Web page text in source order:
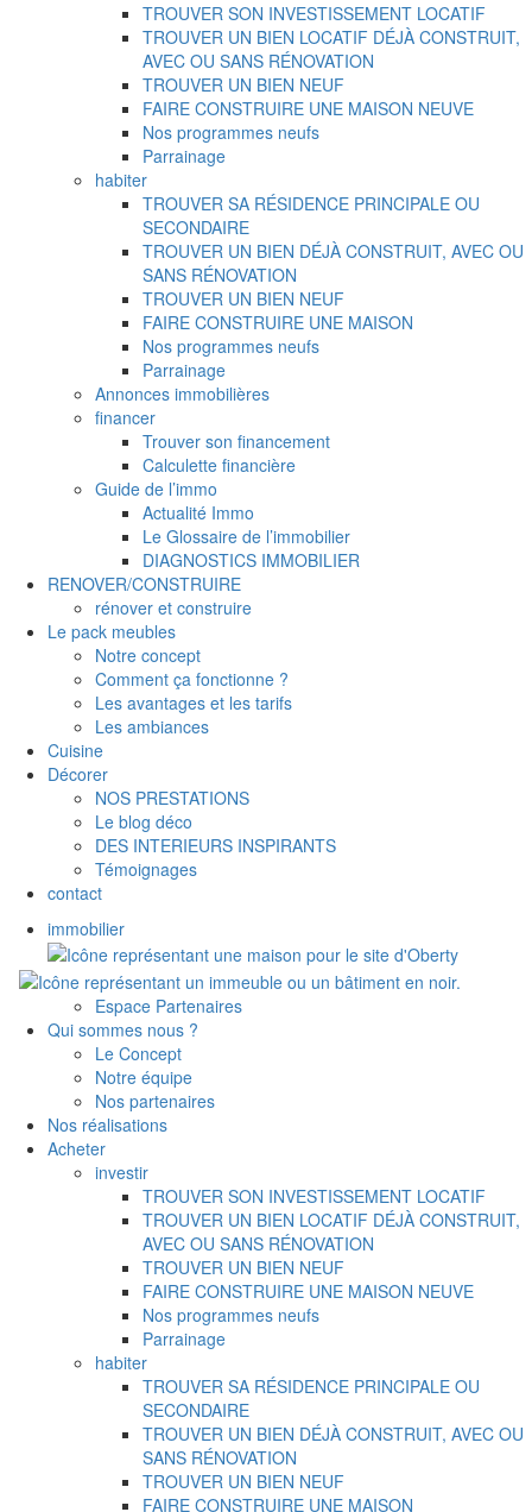
TROUVER SON INVESTISSEMENT LOCATIF
TROUVER UN BIEN LOCATIF DÉJÀ CONSTRUIT,
AVEC OU SANS RÉNOVATION
TROUVER UN BIEN NEUF
FAIRE CONSTRUIRE UNE MAISON NEUVE
Nos programmes neufs
Parrainage
habiter
TROUVER SA RÉSIDENCE PRINCIPALE OU
SECONDAIRE
TROUVER UN BIEN DÉJÀ CONSTRUIT, AVEC OU
SANS RÉNOVATION
TROUVER UN BIEN NEUF
FAIRE CONSTRUIRE UNE MAISON
Nos programmes neufs
Parrainage
Annonces immobilières
financer
Trouver son financement
Calculette financière
Guide de l’immo
Actualité Immo
Le Glossaire de l’immobilier
DIAGNOSTICS IMMOBILIER
RENOVER/CONSTRUIRE
rénover et construire
Le pack meubles
Notre concept
Comment ça fonctionne ?
Les avantages et les tarifs
Les ambiances
Cuisine
Décorer
NOS PRESTATIONS
Le blog déco
DES INTERIEURS INSPIRANTS
Témoignages
contact
immobilier
Espace Partenaires
Qui sommes nous ?
Le Concept
Notre équipe
Nos partenaires
Nos réalisations
Acheter
investir
TROUVER SON INVESTISSEMENT LOCATIF
TROUVER UN BIEN LOCATIF DÉJÀ CONSTRUIT,
AVEC OU SANS RÉNOVATION
TROUVER UN BIEN NEUF
FAIRE CONSTRUIRE UNE MAISON NEUVE
Nos programmes neufs
Parrainage
habiter
TROUVER SA RÉSIDENCE PRINCIPALE OU
SECONDAIRE
TROUVER UN BIEN DÉJÀ CONSTRUIT, AVEC OU
SANS RÉNOVATION
TROUVER UN BIEN NEUF
FAIRE CONSTRUIRE UNE MAISON